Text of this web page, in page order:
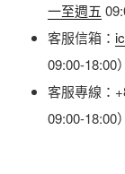
一至週五
客服信箱：
09:00-18:00）
客服專線：
09:00-18:00）